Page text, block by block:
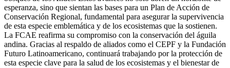
esperanza, sino que sientan las bases para un Plan de Acción de
Conservación Regional, fundamental para asegurar la supervivencia
de esta especie emblemática y de los ecosistemas que la sostienen.
La FCAE reafirma su compromiso con la conservación del águila
andina. Gracias al respaldo de aliados como el CEPF y la Fundación
Futuro Latinoamericano, continuará trabajando por la protección de
esta especie clave para la salud de los ecosistemas y el bienestar de